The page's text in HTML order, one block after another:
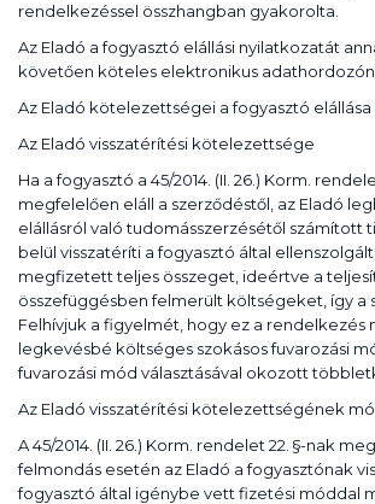
rendelkezéssel összhangban gyakorolta.
Az Eladó a fogyasztó elállási nyilatkozatát
követően köteles elektronikus adathordozón
Az Eladó kötelezettségei a fogyasztó
Az Eladó visszatérítési kötelezettsége
Ha a fogyasztó a 45/2014. (II. 26.) Korm.
megfelelően eláll a szerződéstől, az Eladó
elállásról való tudomásszerzésétől számított
belül visszatéríti a fogyasztó által
megfizetett teljes összeget, ideértve a
összefüggésben felmerült költségeket, így a
Felhívjuk a figyelmét, hogy ez a rendelkezés
legkevésbé költséges szokásos fuvarozási
fuvarozási mód választásával okozott
Az Eladó visszatérítési kötelezettségének
A 45/2014. (II. 26.) Korm. rendelet 22. §-nak
felmondás esetén az Eladó a fogyasztónak
fogyasztó által igénybe vett fizetési móddal